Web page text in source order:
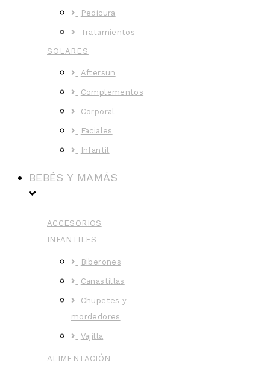
Pedicura
Tratamientos
SOLARES
Aftersun
Complementos
Corporal
Faciales
Infantil
BEBÉS Y MAMÁS
ACCESORIOS
INFANTILES
Biberones
Canastillas
Chupetes y
mordedores
Vajilla
ALIMENTACIÓN